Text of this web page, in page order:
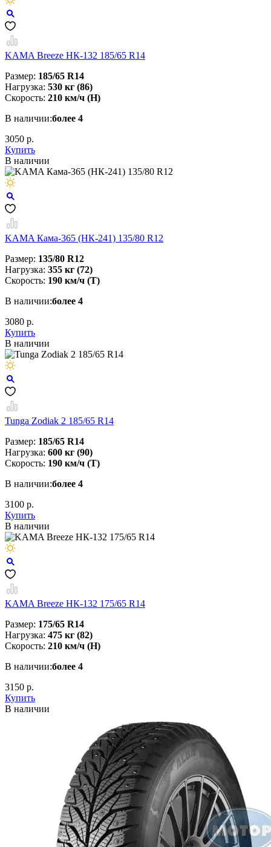
KAMA Breeze НК-132 185/65 R14
Размер: 185/65 R14
Нагрузка: 530 кг (86)
Скорость: 210 км/ч (H)
В наличии:более 4
3050 р.
Купить
В наличии
KAMA Кама-365 (НК-241) 135/80 R12
Размер: 135/80 R12
Нагрузка: 355 кг (72)
Скорость: 190 км/ч (T)
В наличии:более 4
3080 р.
Купить
В наличии
Tunga Zodiak 2 185/65 R14
Размер: 185/65 R14
Нагрузка: 600 кг (90)
Скорость: 190 км/ч (T)
В наличии:более 4
3100 р.
Купить
В наличии
KAMA Breeze НК-132 175/65 R14
Размер: 175/65 R14
Нагрузка: 475 кг (82)
Скорость: 210 км/ч (H)
В наличии:более 4
3150 р.
Купить
В наличии